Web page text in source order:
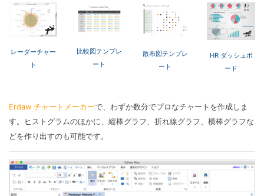
レーダーチャー
ト
比較図テンプレ
ート
散布図テンプレ
ート
HR ダッシュボ
ード
Erdaw チャートメーカーで、わずか数分でプロなチャートを作成しま
す。ヒストグラムのほかに、縦棒グラフ、折れ線グラフ、横棒グラフな
どを作り出すのも可能です。